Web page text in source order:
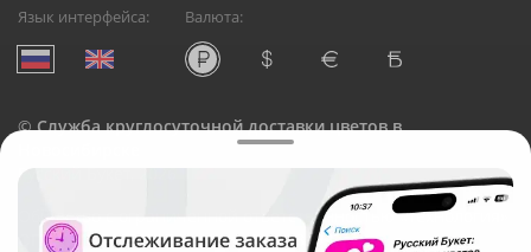
Язык интерфейса: Валюта:
©Служба круглосуточной доставки цветов в
Русский Букет, 2026
Общество с ограниченной ответственностью «Технология»
ОГРН: 1195476081745, ИНН: 5410081997